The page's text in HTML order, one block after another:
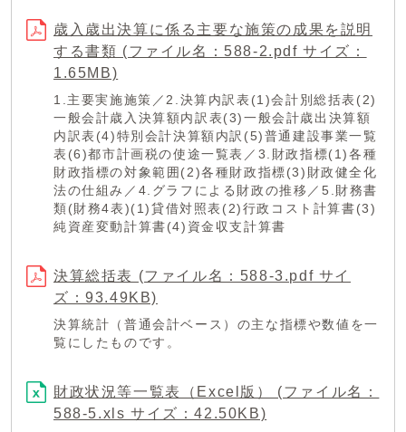
歳入歳出決算に係る主要な施策の成果を説明
する書類 (ファイル名：588-2.pdf サイズ：
1.65MB)
1.主要実施施策／2.決算内訳表(1)会計別総括表(2)
一般会計歳入決算額内訳表(3)一般会計歳出決算額
内訳表(4)特別会計決算額内訳(5)普通建設事業一覧
表(6)都市計画税の使途一覧表／3.財政指標(1)各種
財政指標の対象範囲(2)各種財政指標(3)財政健全化
法の仕組み／4.グラフによる財政の推移／5.財務書
類(財務4表)(1)貸借対照表(2)行政コスト計算書(3)
純資産変動計算書(4)資金収支計算書
決算総括表 (ファイル名：588-3.pdf サイ
ズ：93.49KB)
決算統計（普通会計ベース）の主な指標や数値を一
覧にしたものです。
財政状況等一覧表（Excel版） (ファイル名：
588-5.xls サイズ：42.50KB)